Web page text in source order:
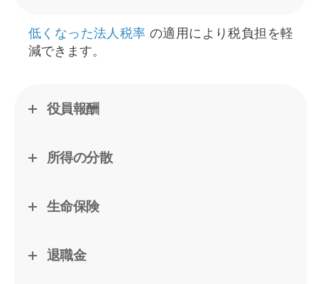
低くなった法人税率 の適用により税負担を軽
減できます。
役員報酬
所得の分散
生命保険
退職金